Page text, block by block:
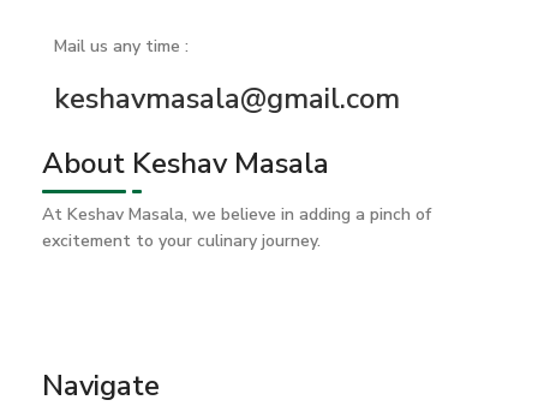
Mail us any time :
keshavmasala@gmail.com
About Keshav Masala
At Keshav Masala, we believe in adding a pinch of
excitement to your culinary journey.
Navigate